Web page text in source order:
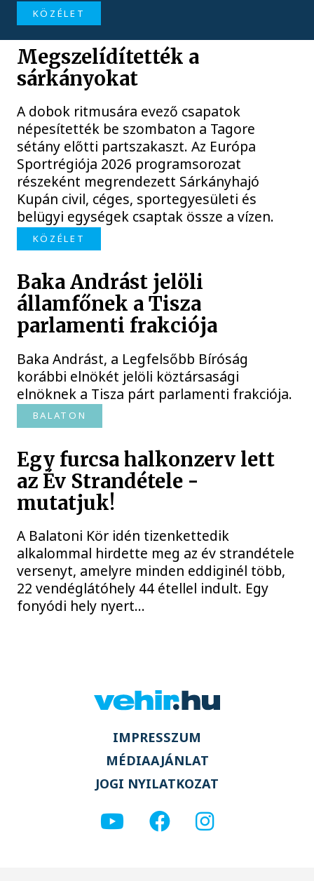
KÖZÉLET
Megszelídítették a
sárkányokat
A dobok ritmusára evező csapatok
népesítették be szombaton a Tagore
sétány előtti partszakaszt. Az Európa
Sportrégiója 2026 programsorozat
részeként megrendezett Sárkányhajó
Kupán civil, céges, sportegyesületi és
belügyi egységek csaptak össze a vízen.
KÖZÉLET
Baka Andrást jelöli
államfőnek a Tisza
parlamenti frakciója
Baka Andrást, a Legfelsőbb Bíróság
korábbi elnökét jelöli köztársasági
elnöknek a Tisza párt parlamenti frakciója.
BALATON
Egy furcsa halkonzerv lett
az Év Strandétele -
mutatjuk!
A Balatoni Kör idén tizenkettedik
alkalommal hirdette meg az év strandétele
versenyt, amelyre minden eddiginél több,
22 vendéglátóhely 44 étellel indult. Egy
fonyódi hely nyert...
IMPRESSZUM
MÉDIAAJÁNLAT
JOGI NYILATKOZAT